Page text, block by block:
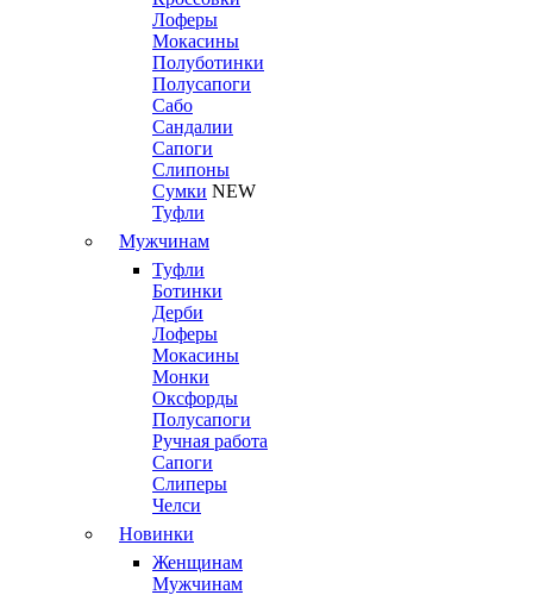
Лоферы
Мокасины
Полуботинки
Полусапоги
Сабо
Сандалии
Сапоги
Слипоны
Сумки NEW
Туфли
Мужчинам
Туфли
Ботинки
Дерби
Лоферы
Мокасины
Монки
Оксфорды
Полусапоги
Ручная работа
Сапоги
Слиперы
Челси
Новинки
Женщинам
Мужчинам